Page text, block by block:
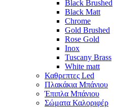
Black Brushed
Black Matt
Chrome
Gold Brushed
Rose Gold
Inox
Tuscany Brass
White matt
Καθρεπτες Led
Πλακάκια Μπάνιου
Έπιπλα Μπάνιου
Σώματα Καλοριφέρ